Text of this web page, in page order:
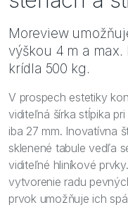
Moreview
výškou 4 m a
krídla 500 kg.
V prospech estetiky
viditeľná šírka stĺpika
iba 27 mm. Inovatívna
sklenené tabule vedľa
viditeľné hliníkové
vytvorenie radu
prvok umožňuje ich